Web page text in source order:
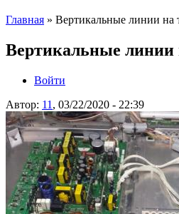
Главная » Вертикальные линии на
Вертикальные линии
Войти
Автор: 11 , 03/22/2020 - 22:39